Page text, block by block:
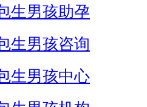
生男孩助孕
生男孩咨询
生男孩中心